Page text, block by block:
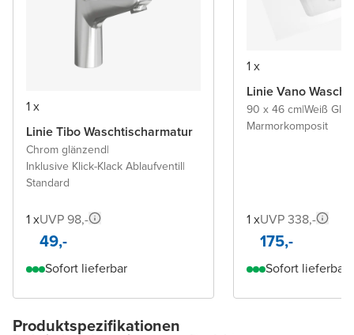
1 x
Linie Tibo Waschtischarmatur
Chrom glänzend|
Inklusive Klick-Klack Ablaufventil|
Standard
1 xUVP 98,-
49,-
Sofort lieferbar
1 x
Linie Vano
90 x 46 cm|Weiß
Marmorkomposit
1 xUVP 338,-
175,-
Sofort lieferbar
Produktspezifikationen